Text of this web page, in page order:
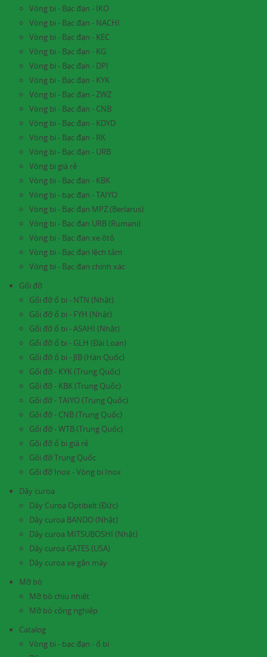
Vòng bi - Bạc đạn - IKO
Vòng bi - Bạc đạn - NACHI
Vòng bi - Bạc đạn - KEC
Vòng bi - Bạc đạn - KG
Vòng bi - Bạc đạn - DPI
Vòng bi - Bạc đạn - KYK
Vòng bi - Bạc đạn - ZWZ
Vòng bi - Bạc đạn - CNB
Vòng bi - Bạc đạn - KDYD
Vòng bi - Bạc đạn - RK
Vòng bi - Bạc đạn - URB
Vòng bi giá rẻ
Vòng bị - Bạc đạn - KBK
Vòng bi - bạc đạn - TAIYO
Vòng bi - Bạc đạn MPZ (Berlarus)
Vòng bi - Bạc đạn URB (Rumani)
Vòng bi - Bạc đạn xe ôtô
Vòng bi - Bạc đạn lệch tâm
Vòng bi - Bạc đạn chính xác
Gối đỡ
Gối đỡ ổ bi - NTN (Nhật)
Gối đỡ ổ bi - FYH (Nhật)
Gối đỡ ổ bi - ASAHI (Nhật)
Gối đỡ ổ bi - GLH (Đài Loan)
Gối đỡ ổ bi - JIB (Hàn Quốc)
Gối đỡ - KYK (Trung Quốc)
Gối đỡ - KBK (Trung Quốc)
Gối đỡ - TAIYO (Trung Quốc)
Gối đỡ - CNB (Trung Quốc)
Gối đỡ - WTB (Trung Quốc)
Gối đỡ ổ bi giá rẻ
Gối đỡ Trung Quốc
Gối đỡ Inox - Vòng bi Inox
Dây curoa
Dây Curoa Optibelt (Đức)
Dây curoa BANDO (Nhật)
Dây curoa MITSUBOSHI (Nhật)
Dây curoa GATES (USA)
Dây curoa xe gắn máy
Mỡ bò
Mỡ bò chịu nhiệt
Mỡ bò công nghiệp
Catalog
Vòng bi - bạc đạn - ổ bi